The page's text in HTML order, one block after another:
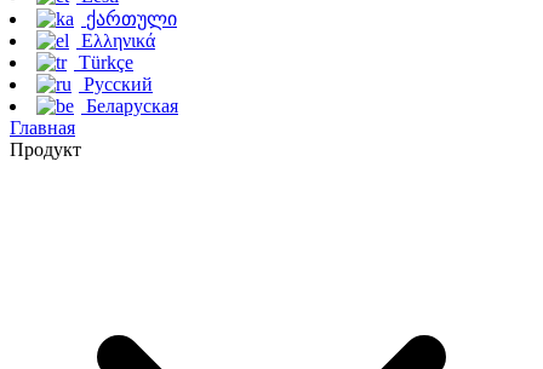
ქართული
Ελληνικά
Türkçe
Русский
Беларуская
Главная
Продукт